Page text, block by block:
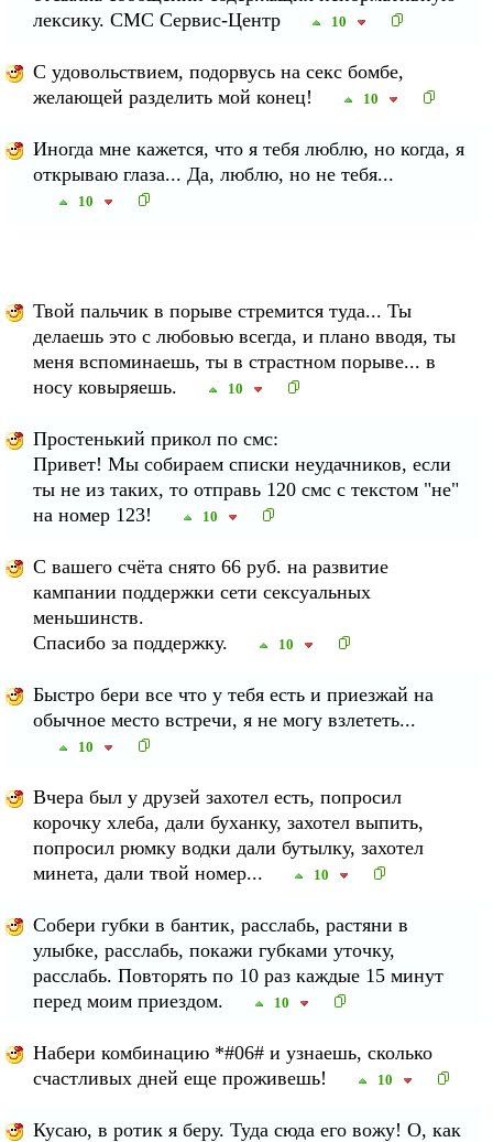
лексику. СМС Сервис-Центр
10
С удовольствием, подорвусь на секс бомбе,
желающей разделить мой конец!
10
Иногда мне кажется, что я тебя люблю, но когда, я
открываю глаза... Да, люблю, но не тебя...
10
Твой пальчик в порыве стремится туда... Ты
делаешь это с любовью всегда, и плано вводя, ты
меня вспоминаешь, ты в страстном порыве... в
носу ковыряешь.
10
Простенький прикол по смс:
Привет! Мы собираем списки неудачников, если
ты не из таких, то отправь 120 смс с текстом "не"
на номер 123!
10
С вашего счёта снято 66 руб. на развитие
кампании поддержки сети сексуальных
меньшинств.
Спасибо за поддержку.
10
Быстро бери все что у тебя есть и приезжай на
обычное место встречи, я не могу взлететь...
10
Вчера был у друзей захотел есть, попросил
корочку хлеба, дали буханку, захотел выпить,
попросил рюмку водки дали бутылку, захотел
минета, дали твой номер...
10
Собери губки в бантик, расслабь, растяни в
улыбке, расслабь, покажи губками уточку,
расслабь. Повторять по 10 раз каждые 15 минут
перед моим приездом.
10
Набери комбинацию *#06# и узнаешь, сколько
счастливых дней еще проживешь!
10
Кусаю, в ротик я беру. Туда сюда его вожу! О, как